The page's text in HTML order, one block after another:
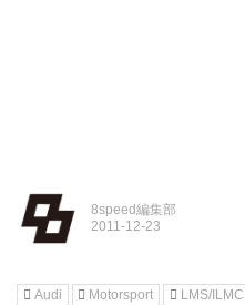
8speed編集部
Audi Motorsport LMS/ILMC